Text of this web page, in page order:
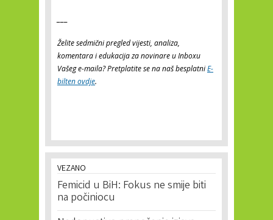
Želite sedmični pregled vijesti, analiza,
komentara i edukacija za novinare u Inboxu
Vašeg e-maila? Pretplatite se na naš besplatniE-
bilten ovdje.
VEZANO
Femicid u BiH: Fokus ne smije biti
na počiniocu